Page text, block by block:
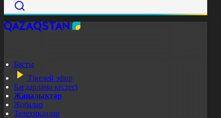
Басты
Тікелей эфир
Бағдарлама кестесі
Жаңалықтар
Жобалар
Телехикаялар